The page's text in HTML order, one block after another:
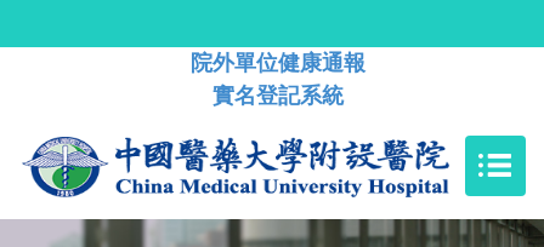
院外單位健康通報
實名登記系統